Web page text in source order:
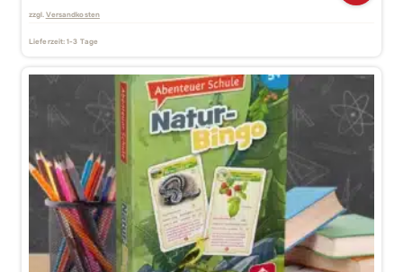
zzgl. Versandkosten
Lieferzeit:1-3 Tage